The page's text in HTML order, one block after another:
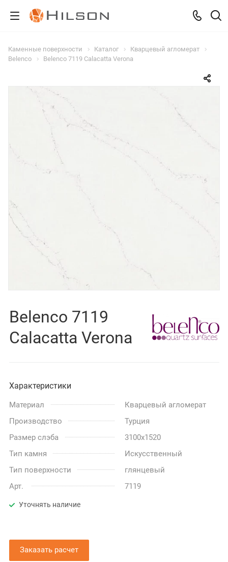
Каменные поверхности Каталог
Кварцевый агломерат
Belenco
Belenco 7119 Calacatta Verona
Belenco 7119
Calacatta Verona
Характеристики
Материал
Кварцевый агломерат
Производство
Турция
Размер слэба
3100x1520
Тип камня
Искусственный
Тип поверхности
глянцевый
Арт.
7119
Уточнять наличие
Заказать расчет